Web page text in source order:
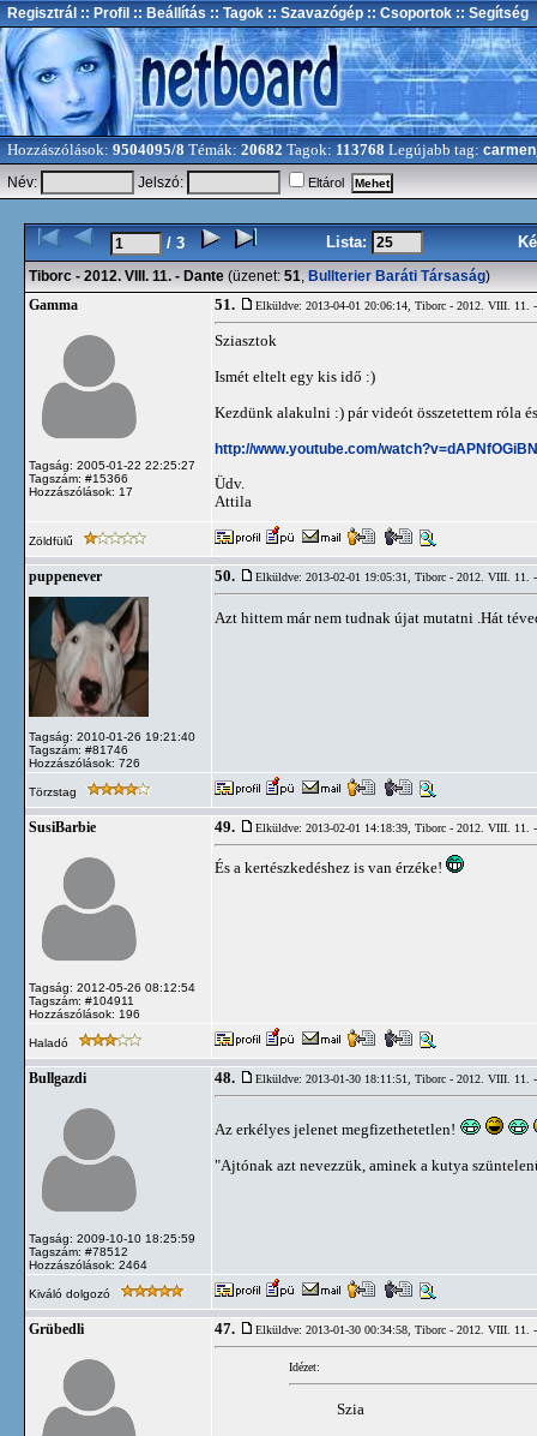
Regisztrál :: Profil :: Beállítás :: Tagok :: Szavazógép :: Csoportok :: Segítség
Hozzászólások: 9504095/8 Témák: 20682 Tagok: 113768 Legújabb tag:
Név:
Jelszó: Eltárol
/ 3 Lista:
Tiborc - 2012. VIII. 11. - Dante (üzenet: 51, Bullterier Baráti Társaság)
Gamma
Tagság: 2005-01-22 22:25:27
Tagszám: #15366
Hozzászólások: 17
51. Elküldve: 2013-04-01 20:06:14, Tiborc - 2012. VIII. 11. -
Sziasztok
Ismét eltelt egy kis idő :)
Kezdünk alakulni :) pár videót összetettem róla
http://www.youtube.com/
Üdv.
Attila
Zöldfülű
puppenever
Tagság: 2010-01-26 19:21:40
Tagszám: #81746
Hozzászólások: 726
50. Elküldve: 2013-02-01 19:05:31, Tiborc - 2012. VIII. 11. -
Azt hittem már nem tudnak újat mutatni .Hát
Törzstag
SusiBarbie
Tagság: 2012-05-26 08:12:54
Tagszám: #104911
Hozzászólások: 196
49. Elküldve: 2013-02-01 14:18:39, Tiborc - 2012. VIII. 11. -
És a kertészkedéshez is van érzéke!
Haladó
Bullgazdi
Tagság: 2009-10-10 18:25:59
Tagszám: #78512
Hozzászólások: 2464
48. Elküldve: 2013-01-30 18:11:51, Tiborc - 2012. VIII. 11. -
Az erkélyes jelenet megfizethetetlen!
"Ajtónak azt nevezzük, aminek a kutya
Kiváló dolgozó
Grübedli 47. Elküldve: 2013-01-30 00:34:58, Tiborc - 2012. VIII. 11. -
Idézet:
Szia